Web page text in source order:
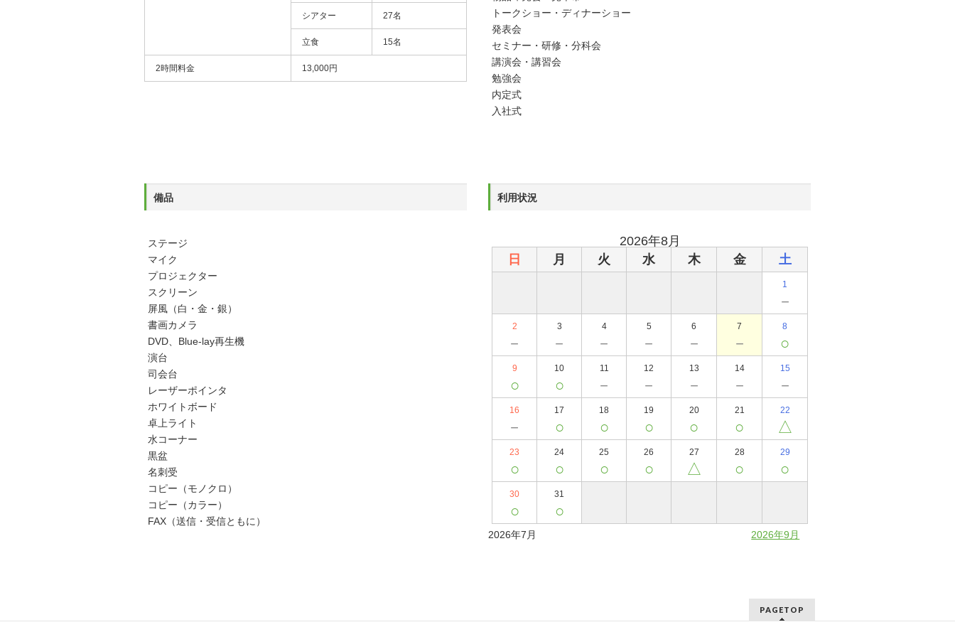
シアター 27名
立食 15名
2時間料金 13,000円
トークショー・ディナーショー
発表会
セミナー・研修・分科会
講演会・講習会
勉強会
内定式
入社式
備品
ステージ
マイク
プロジェクター
スクリーン
屏風（白・金・銀）
書画カメラ
DVD、Blue-lay再生機
演台
司会台
レーザーポインタ
ホワイトボード
卓上ライト
水コーナー
黒盆
名刺受
コピー（モノクロ）
コピー（カラー）
FAX（送信・受信ともに）
利用状況
2026年8月
日
月 火 水 木 金 土
1
－
2
－
3
－
4
－
5
－
6
－
7
－
8
○
9
○
10
○
11
－
12
－
13
－
14
－
15
－
16
－
17
○
18
○
19
○
20
○
21
○
22
△
23
○
24
○
25
○
26
○
27
△
28
○
29
○
30
○
31
○
2026年7月 2026年9月
PAGETOP